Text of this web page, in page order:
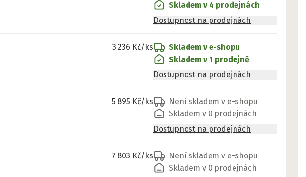
Skladem v 4 prodejnách
Dostupnost na prodejnách
3 236 Kč/ks
Skladem v e-shopu
Skladem v 1 prodejně
Dostupnost na prodejnách
5 895 Kč/ks
Není skladem v e-shopu
Skladem v 0 prodejnách
Dostupnost na prodejnách
7 803 Kč/ks
Není skladem v e-shopu
Skladem v 0 prodejnách